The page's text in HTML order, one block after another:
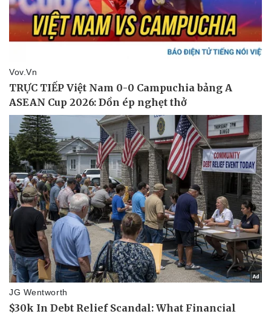
Pháp luật
Vụ án
Tư vấn luật
Quân sự - Quốc phòng
Vũ khí
Việt Nam
Phân tích